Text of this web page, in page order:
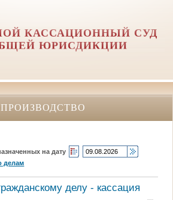
КАССАЦИОННЫЙ СУД
ЮРИСДИКЦИИ
на дату
делам
делу - кассация